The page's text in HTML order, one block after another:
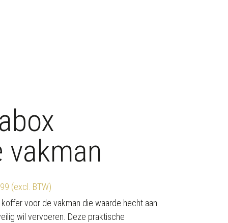
vakman
(excl. BTW)
voor de vakman die waarde hecht aan
wil vervoeren. Deze praktische